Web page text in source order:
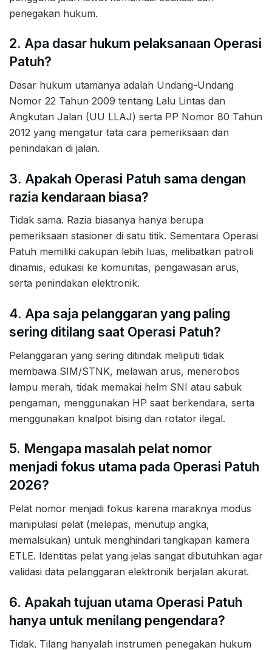
penegakan hukum.
2. Apa dasar hukum pelaksanaan Operasi
Patuh?
Dasar hukum utamanya adalah Undang-Undang
Nomor 22 Tahun 2009 tentang Lalu Lintas dan
Angkutan Jalan (UU LLAJ) serta PP Nomor 80 Tahun
2012 yang mengatur tata cara pemeriksaan dan
penindakan di jalan.
3. Apakah Operasi Patuh sama dengan
razia kendaraan biasa?
Tidak sama. Razia biasanya hanya berupa
pemeriksaan stasioner di satu titik. Sementara Operasi
Patuh memiliki cakupan lebih luas, melibatkan patroli
dinamis, edukasi ke komunitas, pengawasan arus,
serta penindakan elektronik.
4. Apa saja pelanggaran yang paling
sering ditilang saat Operasi Patuh?
Pelanggaran yang sering ditindak meliputi tidak
membawa SIM/STNK, melawan arus, menerobos
lampu merah, tidak memakai helm SNI atau sabuk
pengaman, menggunakan HP saat berkendara, serta
menggunakan knalpot bising dan rotator ilegal.
5. Mengapa masalah pelat nomor
menjadi fokus utama pada Operasi Patuh
2026?
Pelat nomor menjadi fokus karena maraknya modus
manipulasi pelat (melepas, menutup angka,
memalsukan) untuk menghindari tangkapan kamera
ETLE. Identitas pelat yang jelas sangat dibutuhkan agar
validasi data pelanggaran elektronik berjalan akurat.
6. Apakah tujuan utama Operasi Patuh
hanya untuk menilang pengendara?
Tidak. Tilang hanyalah instrumen penegakan hukum